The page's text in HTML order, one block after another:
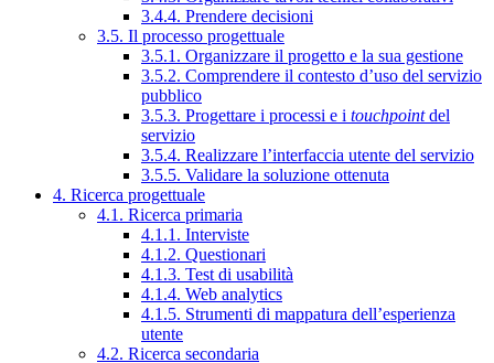
3.4.4. Prendere decisioni
3.5. Il processo progettuale
3.5.1. Organizzare il progetto e la sua gestione
3.5.2. Comprendere il contesto d’uso del servizio
pubblico
3.5.3. Progettare i processi e i touchpointdel
servizio
3.5.4. Realizzare l’interfaccia utente del servizio
3.5.5. Validare la soluzione ottenuta
4. Ricerca progettuale
4.1. Ricerca primaria
4.1.1. Interviste
4.1.2. Questionari
4.1.3. Test di usabilità
4.1.4. Web analytics
4.1.5. Strumenti di mappatura dell’esperienza
utente
4.2. Ricerca secondaria